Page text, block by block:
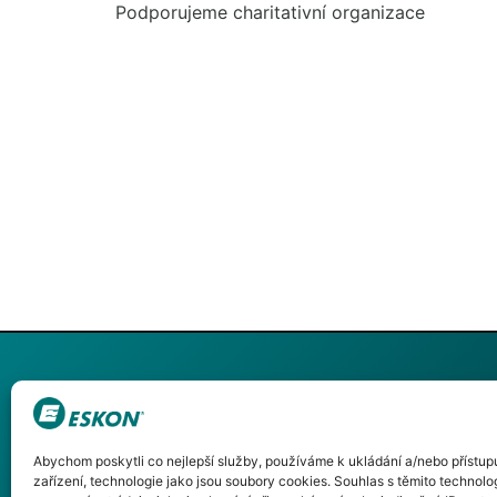
Abychom poskytli co nejlepší služby, používáme k ukládání a/nebo
zařízení, technologie jako jsou soubory cookies. Souhlas s těmito
Podporujeme charitativní organizace
ESKON s.r.o.
Vrchní 1568/37
+420 553 624
+420 553 786